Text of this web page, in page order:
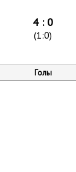
4 : 0
(1:0)
Голы